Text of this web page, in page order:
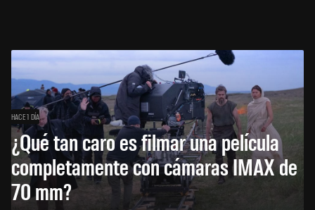
HACE 1 DÍA
¿Qué tan caro es filmar una película
completamente con cámaras IMAX de
70 mm?